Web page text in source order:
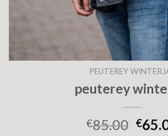
PEUTEREY
peuterey
€85.00 €